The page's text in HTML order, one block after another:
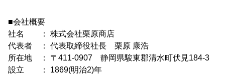
■会社概要
社名 ： 株式会社栗原商店
代表者 ： 代表取締役社長 栗原 康浩
所在地 ： 〒411-0907 静岡県駿東郡清水町伏見184-3
設立 ： 1869(明治2)年